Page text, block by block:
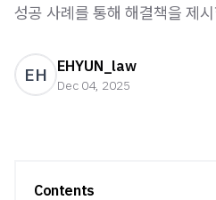
성공 사례를 통해 해결책을 제
EH EHYUN_law
Dec 04, 2025
Contents